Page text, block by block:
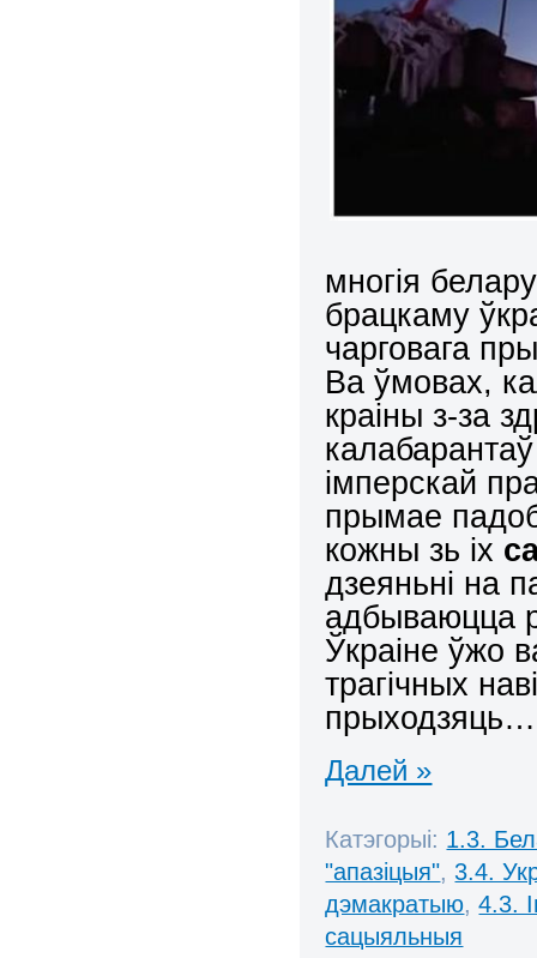
многія
брацкаму
чарговага
Ва ўмовах,
краіны з-за
імперскай
прымае
кожны зь іх
дзеяньні на
адбываюцца
Ўкраіне ўжо
трагічных
прыходзяць…
Далей »
Катэгорыі: 1.3.
"апазіцыя", 3.4.
дэмакратыю,4.3.
сацыяльныя